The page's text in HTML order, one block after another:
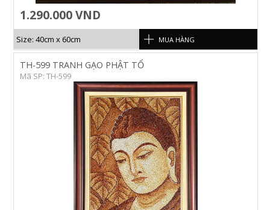
1.290.000 VND
Size: 40cm x 60cm MUA HÀNG
TH-599 TRANH GẠO PHẬT TỔ
Mã SP: TH-599